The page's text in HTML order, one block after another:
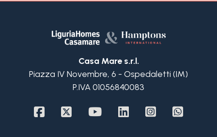
Casa Mare s.r.l.
Piazza IV Novembre, 6 - Ospedaletti (IM)
P.IVA 01056840083